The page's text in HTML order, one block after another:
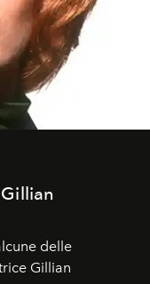
delle
Gillian